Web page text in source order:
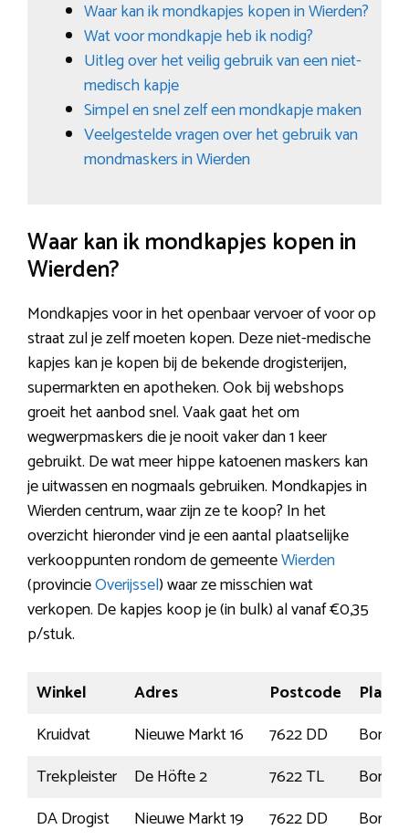
Waar kan ik mondkapjes kopen in Wierden?
Wat voor mondkapje heb ik nodig?
Uitleg over het veilig gebruik van een niet-
medisch kapje
Simpel en snel zelf een mondkapje maken
Veelgestelde vragen over het gebruik van
mondmaskers in Wierden
Waar kan ik mondkapjes kopen in
Wierden?
Mondkapjes voor in het openbaar vervoer of voor op
straat zul je zelf moeten kopen. Deze niet-medische
kapjes kan je kopen bij de bekende drogisterijen,
supermarkten en apotheken. Ook bij webshops
groeit het aanbod snel. Vaak gaat het om
wegwerpmaskers die je nooit vaker dan 1 keer
gebruikt. De wat meer hippe katoenen maskers kan
je uitwassen en nogmaals gebruiken. Mondkapjes in
Wierden centrum, waar zijn ze te koop? In het
overzicht hieronder vind je een aantal plaatselijke
verkooppunten rondom de gemeenteWierden
(provincieOverijssel) waar ze misschien wat
verkopen. De kapjes koop je (in bulk) al vanaf €0,35
p/stuk.
Winkel Adres Postcode
Plaats
Kruidvat
Nieuwe Markt 16 7622 DD
Borne
Trekpleister
De Höfte 2 7622 TL
Borne
DA Drogist
Nieuwe Markt 19 7622 DD Borne